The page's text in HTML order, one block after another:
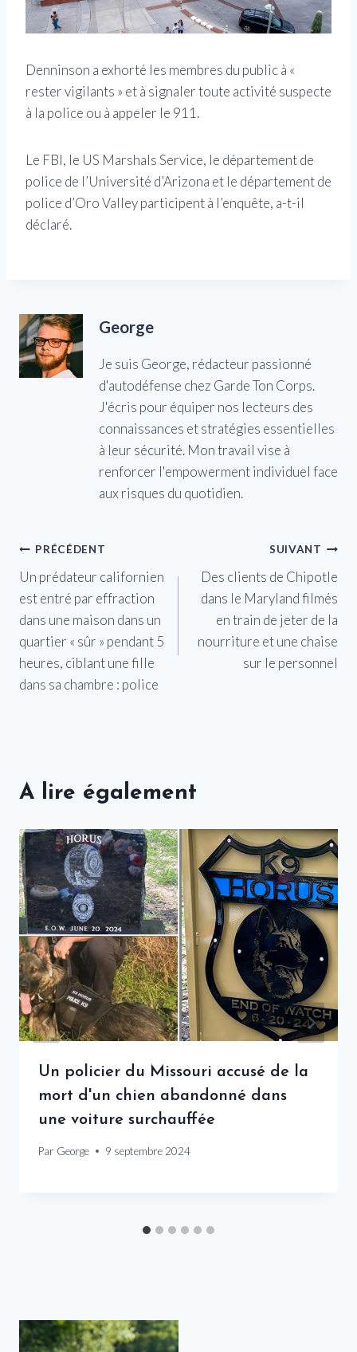
Denninson a exhorté les membres du public à «
rester vigilants » et à signaler toute activité suspecte
à la police ou à appeler le 911.
Le FBI, le US Marshals Service, le département de
police de l’Université d’Arizona et le département de
police d’Oro Valley participent à l’enquête, a-t-il
déclaré.
George
Je suis George, rédacteur passionné
d'autodéfense chez Garde Ton Corps.
J'écris pour équiper nos lecteurs des
connaissances et stratégies essentielles
à leur sécurité. Mon travail vise à
renforcer l'empowerment individuel face
aux risques du quotidien.
Navigation
de
l’article
PRÉCÉDENT
Un prédateur californien
est entré par effraction
dans une maison dans un
quartier « sûr » pendant 5
heures, ciblant une fille
dans sa chambre : police
SUIVANT
Des clients de Chipotle
dans le Maryland filmés
en train de jeter de la
nourriture et une chaise
sur le personnel
A lire également
Un policier du Missouri accusé de la
mort d'un chien abandonné dans
une voiture surchauffée
Par George 9 septembre 2024